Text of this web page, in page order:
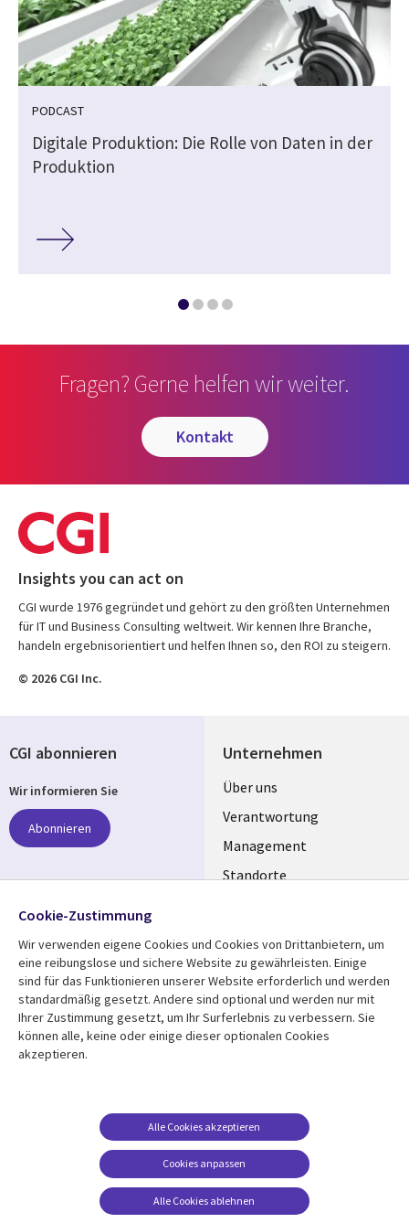
PODCAST
Digitale Produktion: Die Rolle von Daten in der
Produktion
Fragen? Gerne helfen wir weiter.
kontakt
Insights you can act on
CGI wurde 1976 gegründet und gehört zu den größten Unternehmen
für IT und Business Consulting weltweit. Wir kennen Ihre Branche,
handeln ergebnisorientiert und helfen Ihnen so, den ROI zu steigern.
© 2026 CGI Inc.
Unternehmen
Useful
links
GERMANY
Über uns
Verantwortung
Management
Standorte
Mediathek
Library
GERMANY
Aktuelles
Rechtliches
Beschwerden/Hinweise
Compliance
Datenschutz
Impressum
CGI abonnieren
Wir informieren Sie
Abonnieren
Folgen Sie uns
Social
Media
GERMANY
Cookie-Zustimmung
Wir verwenden eigene Cookies und Cookies von Drittanbietern, um
eine reibungslose und sichere Website zu gewährleisten. Einige
sind für das Funktionieren unserer Website erforderlich und werden
standardmäßig gesetzt. Andere sind optional und werden nur mit
Ihrer Zustimmung gesetzt, um Ihr Surferlebnis zu verbessern. Sie
können alle, keine oder einige dieser optionalen Cookies
akzeptieren.
Cookies anpassen
Alle Cookies akzeptieren
Alle Cookies ablehnen